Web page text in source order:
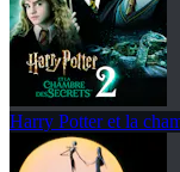
Harry Potter et la